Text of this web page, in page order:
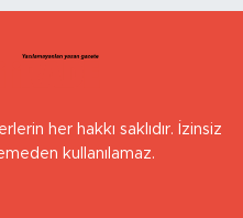
her hakkı saklıdır. İzinsiz
kullanılamaz.